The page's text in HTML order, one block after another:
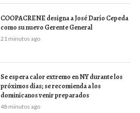
COOPACRENE designa a José Darío Cepeda
como su nuevo Gerente General
21 minutos ago
Se espera calor extremo en NY durante los
próximos días; se recomienda a los
dominicanos venir preparados
48 minutos ago